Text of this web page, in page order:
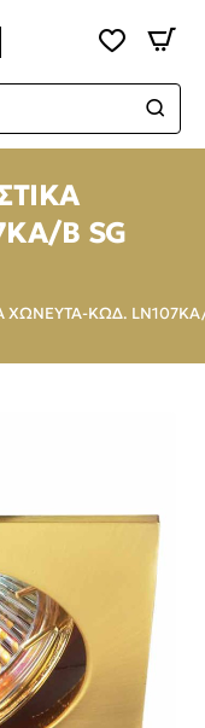
B SG
ΧΩΝΕΥΤΑ-ΚΩΔ. LN107KA/